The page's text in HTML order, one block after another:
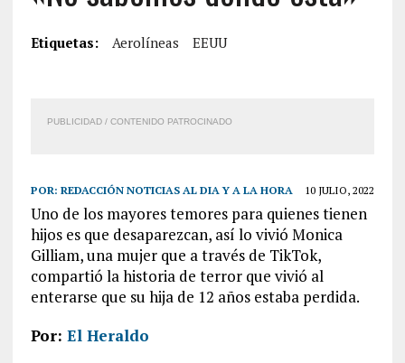
Etiquetas: Aerolíneas EEUU
PUBLICIDAD / CONTENIDO PATROCINADO
POR: REDACCIÓN NOTICIAS AL DIA Y A LA HORA 10 JULIO, 2022
Uno de los mayores temores para quienes tienen
hijos es que desaparezcan, así lo vivió Monica
Gilliam, una mujer que a través de TikTok,
compartió la historia de terror que vivió al
enterarse que su hija de 12 años estaba perdida.
Por: El Heraldo